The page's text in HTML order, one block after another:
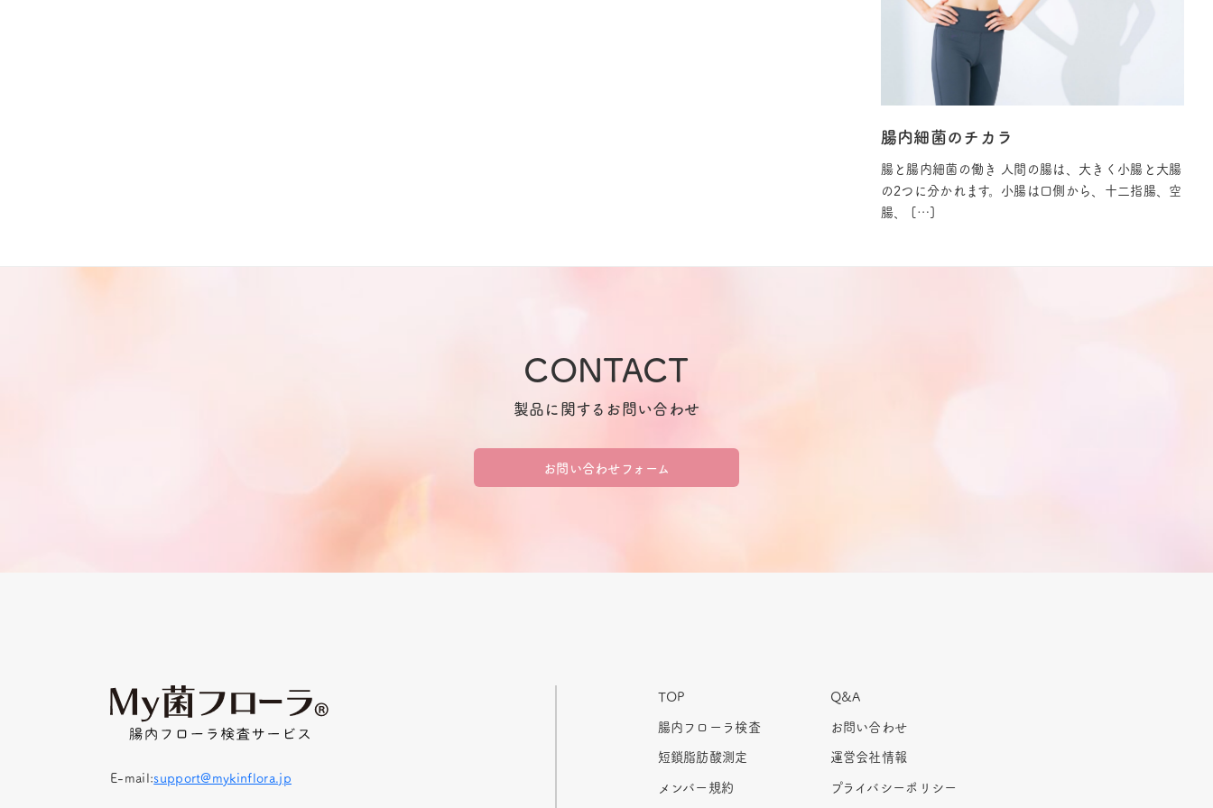
腸内細菌のチカラ
腸と腸内細菌の働き 人間の腸は、大きく小腸と大腸
の2つに分かれます。小腸は口側から、十二指腸、空
腸、 […]
CONTACT
製品に関するお問い合わせ
お問い合わせフォーム
E-mail:support@mykinflora.jp
TOP
腸内フローラ検査
短鎖脂肪酸測定
メンバー規約
Q&A
お問い合わせ
運営会社情報
プライバシーポリシー